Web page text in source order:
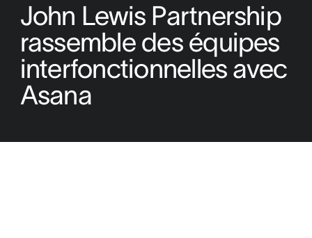
John Lewis Partnership
rassemble des équipes
interfonctionnelles avec
Asana